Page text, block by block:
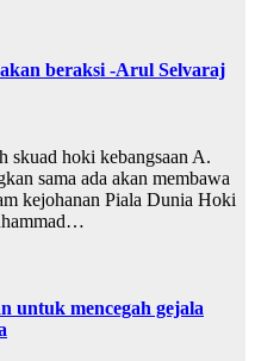
beraksi -Arul Selvaraj
hoki kebangsaan A.
sama ada akan membawa
kejohanan Piala Dunia Hoki
untuk mencegah gejala